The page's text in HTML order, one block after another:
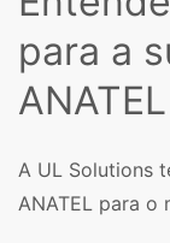
para a
ANATEL
A UL Solutions
ANATEL para o